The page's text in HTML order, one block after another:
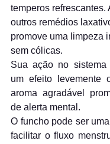
temperos refrescantes.
outros remédios
promove uma limpeza
sem cólicas.
Sua ação no sistema
um efeito levemente
aroma agradável
de alerta mental.
O funcho pode ser
facilitar o fluxo